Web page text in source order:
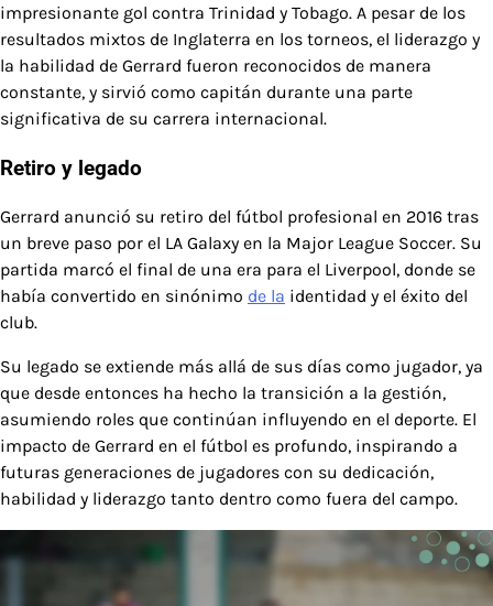
impresionante gol contra Trinidad y Tobago. A pesar de los
resultados mixtos de Inglaterra en los torneos, el liderazgo y
la habilidad de Gerrard fueron reconocidos de manera
constante, y sirvió como capitán durante una parte
significativa de su carrera internacional.
Retiro y legado
Gerrard anunció su retiro del fútbol profesional en 2016 tras
un breve paso por el LA Galaxy en la Major League Soccer. Su
partida marcó el final de una era para el Liverpool, donde se
había convertido en sinónimo de la identidad y el éxito del
club.
Su legado se extiende más allá de sus días como jugador, ya
que desde entonces ha hecho la transición a la gestión,
asumiendo roles que continúan influyendo en el deporte. El
impacto de Gerrard en el fútbol es profundo, inspirando a
futuras generaciones de jugadores con su dedicación,
habilidad y liderazgo tanto dentro como fuera del campo.